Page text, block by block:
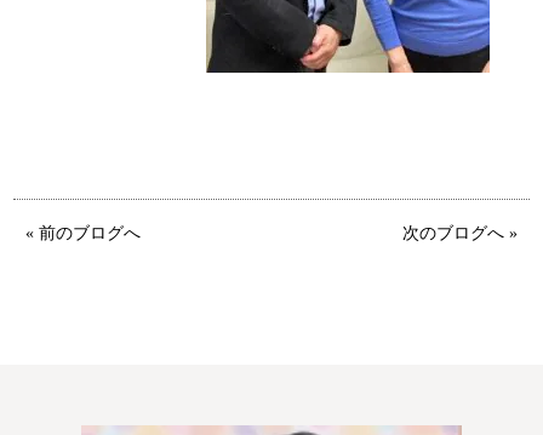
特定商取引法の表記につい
« 前のブログへ 次のブログへ »